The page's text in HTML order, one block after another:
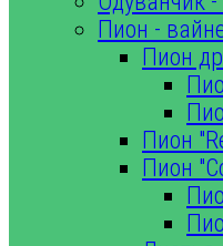
Пион -
Пион
Пион
Пион